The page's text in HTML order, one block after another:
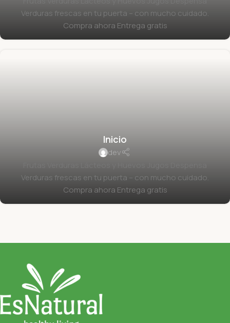
Verduras frescas en tu puerta – con mucho cuidado.
Compra ahora Entrega gratis
Inicio
dev
Verduras frescas en tu puerta – con mucho cuidado.
Compra ahora Entrega gratis